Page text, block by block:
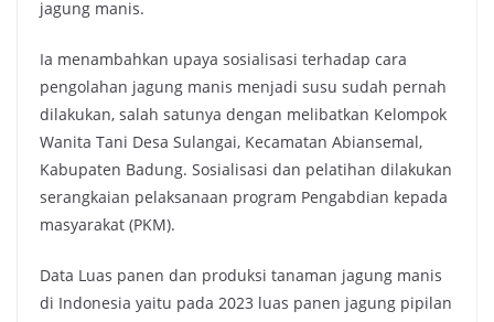
jagung manis.
Ia menambahkan upaya sosialisasi terhadap cara
pengolahan jagung manis menjadi susu sudah pernah
dilakukan, salah satunya dengan melibatkan Kelompok
Wanita Tani Desa Sulangai, Kecamatan Abiansemal,
Kabupaten Badung. Sosialisasi dan pelatihan dilakukan
serangkaian pelaksanaan program Pengabdian kepada
masyarakat (PKM).
Data Luas panen dan produksi tanaman jagung manis
di Indonesia yaitu pada 2023 luas panen jagung pipilan